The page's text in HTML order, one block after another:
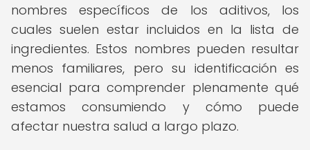
nombres específicos de los aditivos, los
cuales suelen estar incluidos en la lista de
ingredientes. Estos nombres pueden resultar
menos familiares, pero su identificación es
esencial para comprender plenamente qué
estamos consumiendo y cómo puede
afectar nuestra salud a largo plazo.